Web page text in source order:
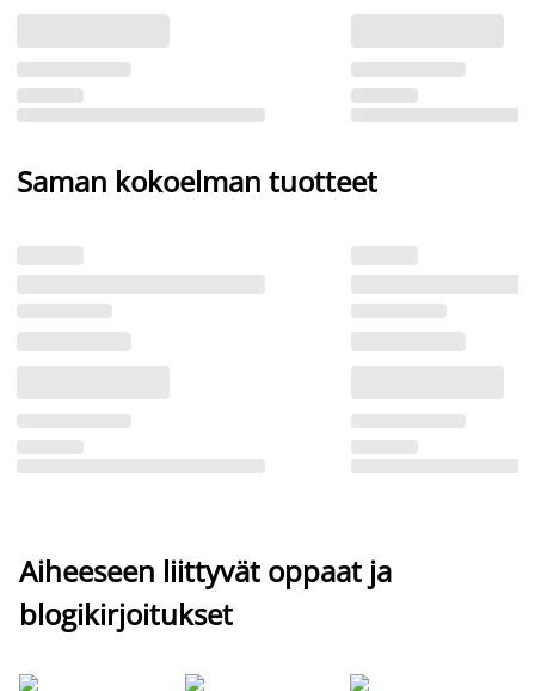
Saman kokoelman tuotteet
Aiheeseen liittyvät oppaat ja
blogikirjoitukset